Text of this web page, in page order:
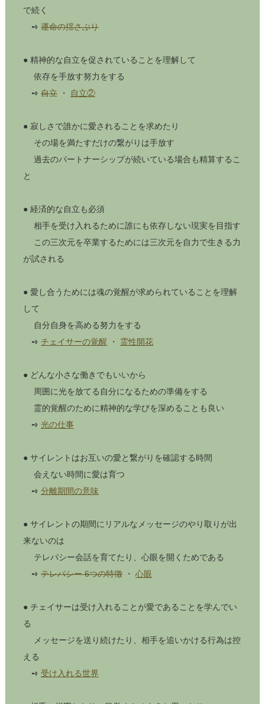
で続く
➺ 運命の揺さぶり
● 精神的な自立を促されていることを理解して
依存を手放す努力をする
➺ 自立・ 自立②
● 寂しさで誰かに愛されることを求めたり
その場を満たすだけの繋がりは手放す
過去のパートナーシップが続いている場合も精算するこ
と
● 経済的な自立も必須
相手を受け入れるために誰にも依存しない現実を目指す
この三次元を卒業するためには三次元を自力で生きる力
が試される
● 愛し合うためには魂の覚醒が求められていることを理解
して
自分自身を高める努力をする
➺ チェイサーの覚醒 ・ 霊性開花
​● どんな小さな働きでもいいから
周囲に光を放てる自分になるための準備をする
霊的覚醒のために精神的な学びを深めることも良い
➺ 光の仕事
● サイレントはお互いの愛と繋がりを確認する時間
会えない時間に愛は育つ
➺ 分離期間の意味
● サイレントの期間にリアルなメッセージのやり取りが出
来ないのは
テレパシー会話を育てたり、心眼を開くためである
➺ テレパシー 6つの特徴・ 心眼
● チェイサーは受け入れることが愛であることを学んでい
る
メッセージを送り続けたり、相手を追いかける行為は控
える
➺ 受け入れる世界